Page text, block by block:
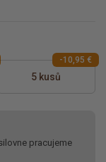
5 kusů
-10,95 €
pracujeme